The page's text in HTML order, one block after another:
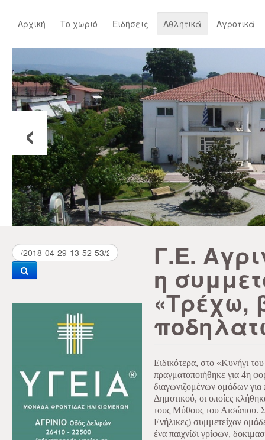
Αρχική Το χωριό Ειδήσεις Αθλητικά Αγροτικά
‹
Γ.Ε.
η
«Τρέχω,
Ειδικότερα, στο «Κυνήγι
πραγματοποιήθηκε για 4η
διαγωνιζομένων ομάδων για
Δημοτικού, οι οποίες
τους Μύθους του Αισώπου.
Ενήλικες) συμμετείχαν
ένα παιχνίδι γρίφων,